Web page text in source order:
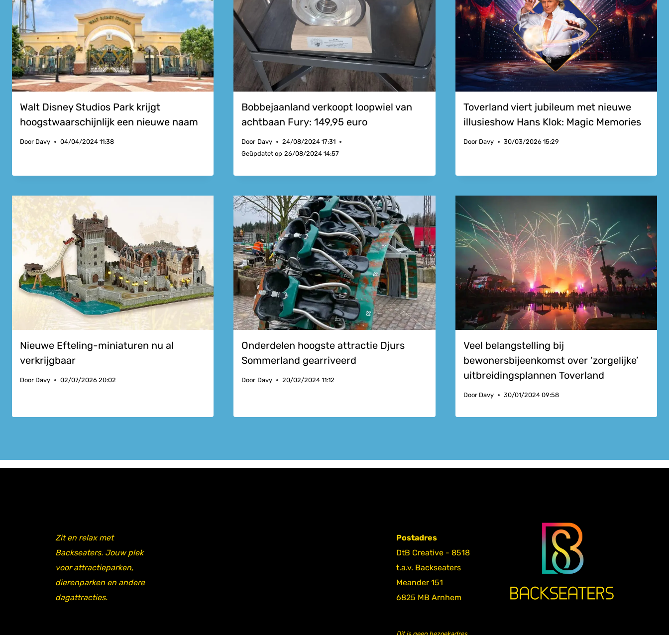
Walt Disney Studios Park krijgt
hoogstwaarschijnlijk een nieuwe naam
Door Davy 04/04/2024 11:38
Bobbejaanland verkoopt loopwiel van
achtbaan Fury: 149,95 euro
Door Davy
24/08/2024 17:31
Geüpdatet op 26/08/2024 14:57
Toverland viert jubileum met nieuwe
illusieshow Hans Klok: Magic Memories
Door Davy 30/03/2026 15:29
Nieuwe Efteling-miniaturen nu al
verkrijgbaar
Door Davy 02/07/2026 20:02
Onderdelen hoogste attractie Djurs
Sommerland gearriveerd
Door Davy 20/02/2024 11:12
Veel belangstelling bij
bewonersbijeenkomst over ‘zorgelijke’
uitbreidingsplannen Toverland
Door Davy 30/01/2024 09:58
Zit en relax met
Backseaters. Jouw plek
voor attractieparken,
dierenparken en andere
dagattracties.
Postadres
DtB Creative - 8518
t.a.v. Backseaters
Meander 151
6825 MB Arnhem